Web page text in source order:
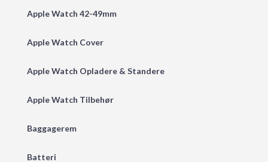
Apple Watch 42-49mm
Apple Watch Cover
Apple Watch Opladere & Standere
Apple Watch Tilbehør
Baggagerem
Batteri